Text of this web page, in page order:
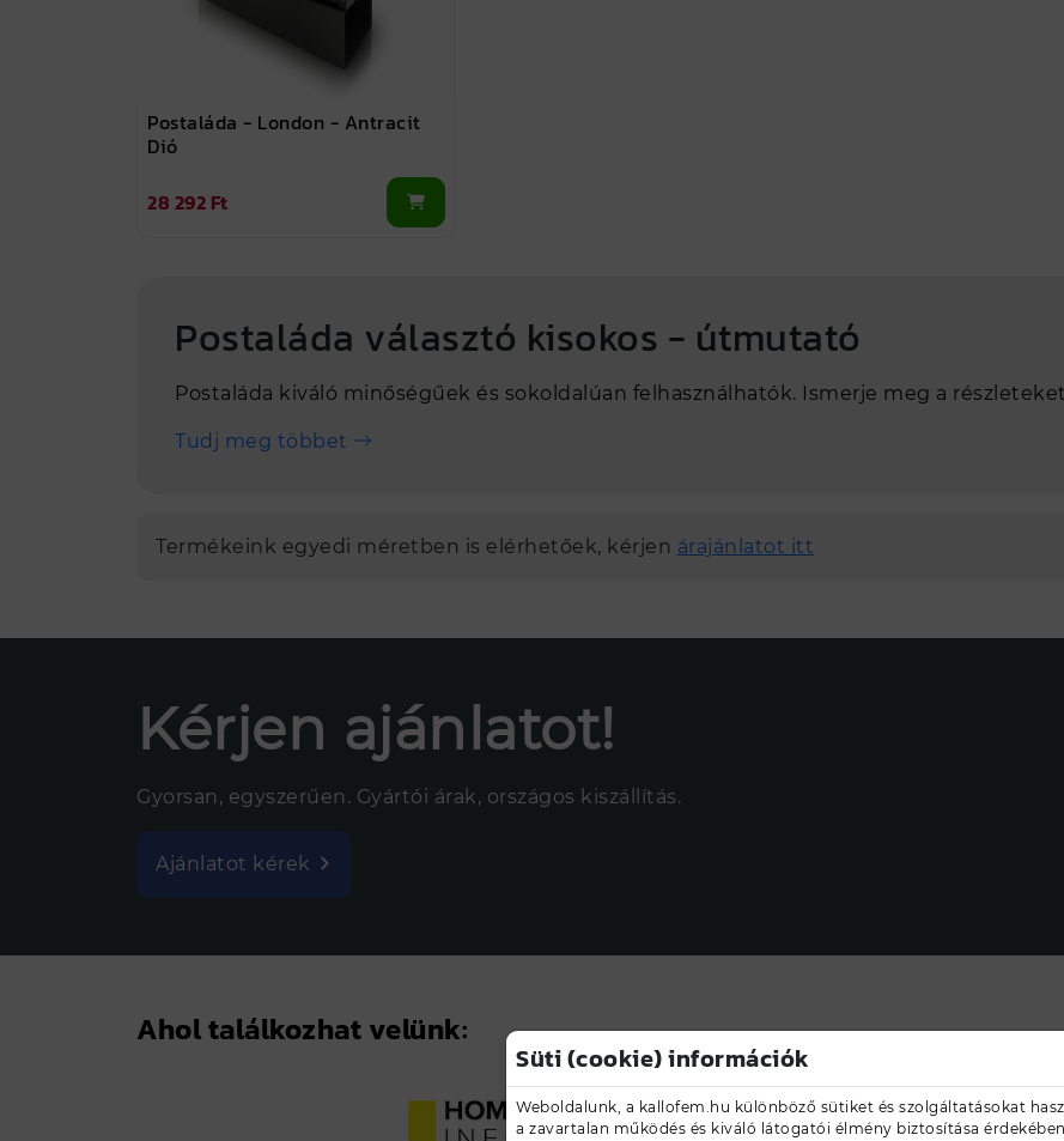
Postaláda - London - Antracit
Dió
28 292 Ft
Postaláda választó kisokos - útmutató
Postaláda kiváló minőségűek és sokoldalúan felhasználhatók. Ismerje meg a
Tudj meg többet
Termékeink egyedi méretben is elérhetőek, kérjen árajánlatot itt
Kérjen ajánlatot!
Gyorsan, egyszerűen. Gyártói árak, országos kiszállítás.
Ajánlatot kérek
Ahol találkozhat velünk:
Süti (cookie) információk
Weboldalunk, a kallofem.hu különböző sütiket és szolgáltatásokat
a zavartalan működés és kiváló látogatói élmény biztosítása